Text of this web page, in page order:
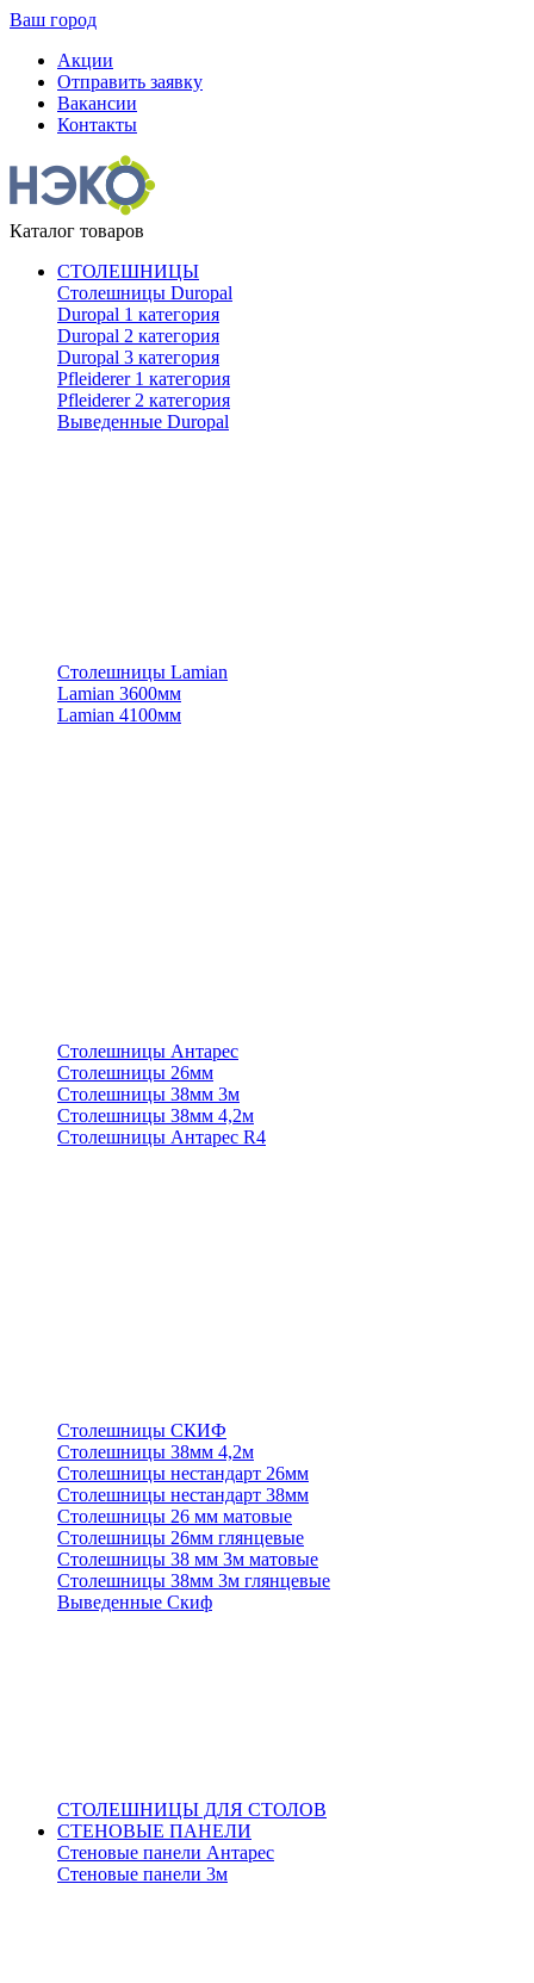
Ваш город
Акции
Отправить заявку
Вакансии
Контакты
Каталог товаров
СТОЛЕШНИЦЫ
Столешницы Duropal
Duropal 1 категория
Duropal 2 категория
Duropal 3 категория
Pfleiderer 1 категория
Pfleiderer 2 категория
Выведенные Duropal
Столешницы Lamian
Lamian 3600мм
Lamian 4100мм
Столешницы Антарес
Столешницы 26мм
Столешницы 38мм 3м
Столешницы 38мм 4,2м
Столешницы Антарес R4
Столешницы СКИФ
Столешницы 38мм 4,2м
Столешницы нестандарт 26мм
Столешницы нестандарт 38мм
Столешницы 26 мм матовые
Столешницы 26мм глянцевые
Столешницы 38 мм 3м матовые
Столешницы 38мм 3м глянцевые
Выведенные Скиф
СТОЛЕШНИЦЫ ДЛЯ СТОЛОВ
СТЕНОВЫЕ ПАНЕЛИ
Стеновые панели Антарес
Стеновые панели 3м